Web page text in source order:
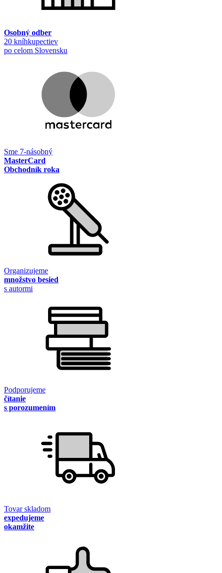
Osobný odber
20 kníhkupectiev
po celom Slovensku
Sme 7-násobný
MasterCard
Obchodník roka
Organizujeme
množstvo besied
s autormi
Podporujeme
čítanie
s porozumením
Tovar skladom
expedujeme
okamžite